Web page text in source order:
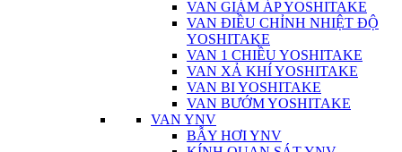
VAN GIẢM ÁP YOSHITAKE
VAN ĐIỀU CHỈNH NHIỆT ĐỘ
YOSHITAKE
VAN 1 CHIỀU YOSHITAKE
VAN XẢ KHÍ YOSHITAKE
VAN BI YOSHITAKE
VAN BƯỚM YOSHITAKE
VAN YNV
BẪY HƠI YNV